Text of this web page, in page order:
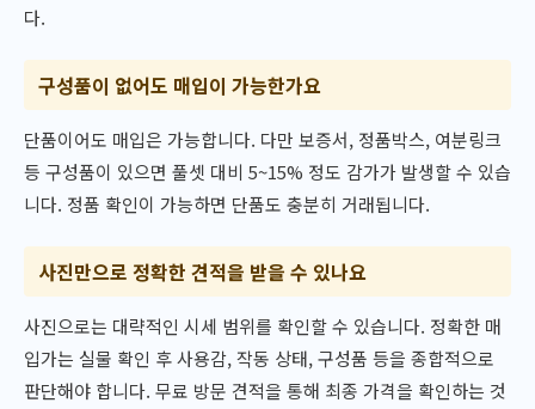
다.
구성품이 없어도 매입이 가능한가요
단품이어도 매입은 가능합니다. 다만 보증서, 정품박스, 여분링크
등 구성품이 있으면 풀셋 대비 5~15% 정도 감가가 발생할 수 있습
니다. 정품 확인이 가능하면 단품도 충분히 거래됩니다.
사진만으로 정확한 견적을 받을 수 있나요
사진으로는 대략적인 시세 범위를 확인할 수 있습니다. 정확한 매
입가는 실물 확인 후 사용감, 작동 상태, 구성품 등을 종합적으로
판단해야 합니다. 무료 방문 견적을 통해 최종 가격을 확인하는 것